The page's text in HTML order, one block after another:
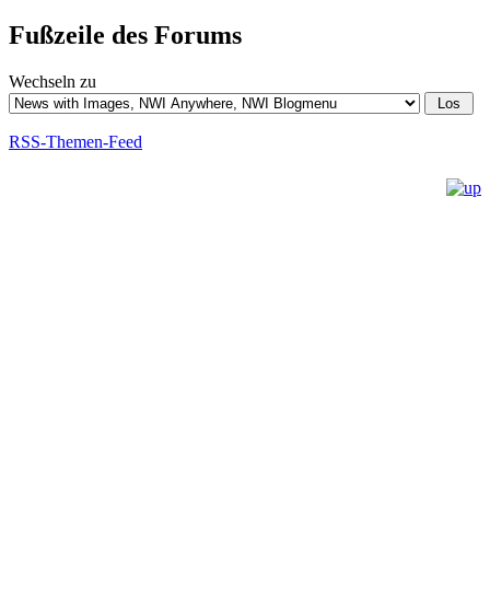
Fußzeile des Forums
Wechseln zu
RSS-Themen-Feed